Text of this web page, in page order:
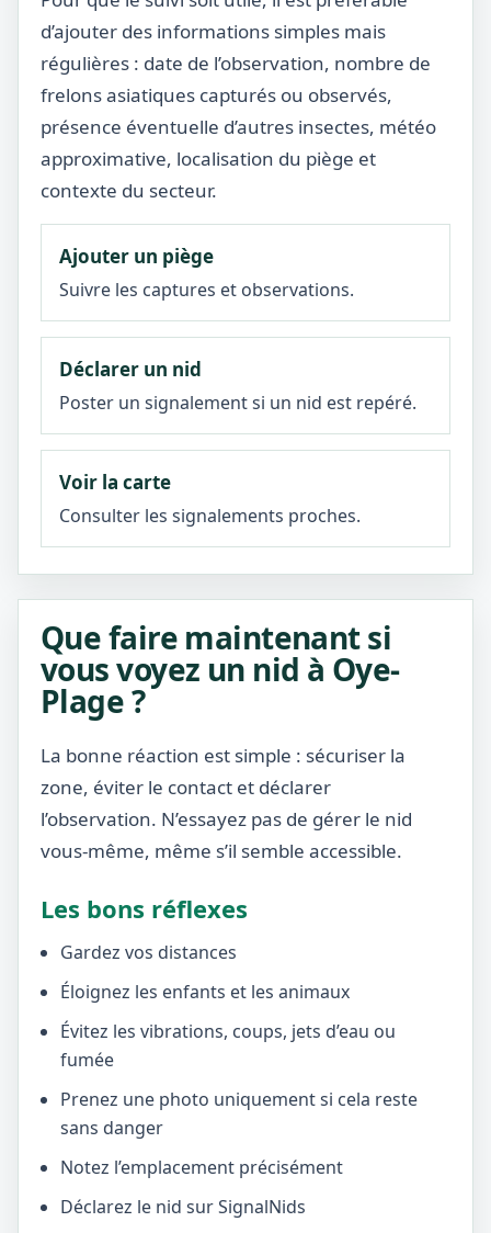
d’ajouter des informations simples mais
régulières : date de l’observation, nombre de
frelons asiatiques capturés ou observés,
présence éventuelle d’autres insectes, météo
approximative, localisation du piège et
contexte du secteur.
Ajouter un piège
Suivre les captures et observations.
Déclarer un nid
Poster un signalement si un nid est repéré.
Voir la carte
Consulter les signalements proches.
Que faire maintenant si
vous voyez un nid à Oye-
Plage ?
La bonne réaction est simple : sécuriser la
zone, éviter le contact et déclarer
l’observation. N’essayez pas de gérer le nid
vous-même, même s’il semble accessible.
Les bons réflexes
Gardez vos distances
Éloignez les enfants et les animaux
Évitez les vibrations, coups, jets d’eau ou
fumée
Prenez une photo uniquement si cela reste
sans danger
Notez l’emplacement précisément
Déclarez le nid sur SignalNids